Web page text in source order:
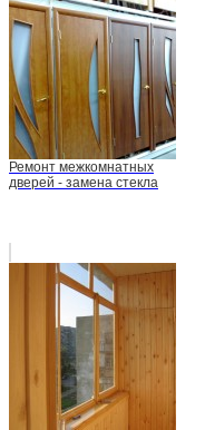
Ремонт межкомнатных
дверей - замена стекла